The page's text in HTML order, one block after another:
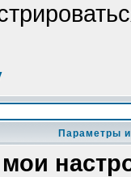
Параметры